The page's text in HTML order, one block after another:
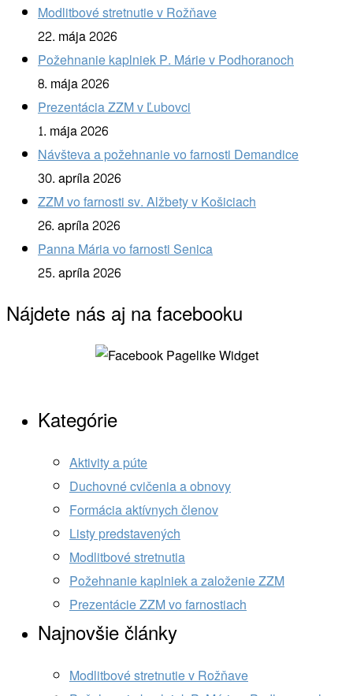
Modlitbové stretnutie v Rožňave
22. mája 2026
Požehnanie kaplniek P. Márie v Podhoranoch
8. mája 2026
Prezentácia ZZM v Ľubovci
1. mája 2026
Návšteva a požehnanie vo farnosti Demandice
30. apríla 2026
ZZM vo farnosti sv. Alžbety v Košiciach
26. apríla 2026
Panna Mária vo farnosti Senica
25. apríla 2026
Nájdete nás aj na facebooku
Kategórie
Aktivity a púte
Duchovné cvičenia a obnovy
Formácia aktívnych členov
Listy predstavených
Modlitbové stretnutia
Požehnanie kaplniek a založenie ZZM
Prezentácie ZZM vo farnostiach
Najnovšie články
Modlitbové stretnutie v Rožňave